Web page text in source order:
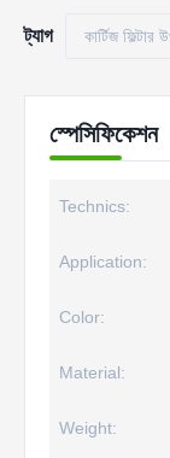
ট্যাগ কার্টিজ ফিল্টার
স্পেসিফিকেশন
Technics:
Application:
Color:
Material:
Weight: